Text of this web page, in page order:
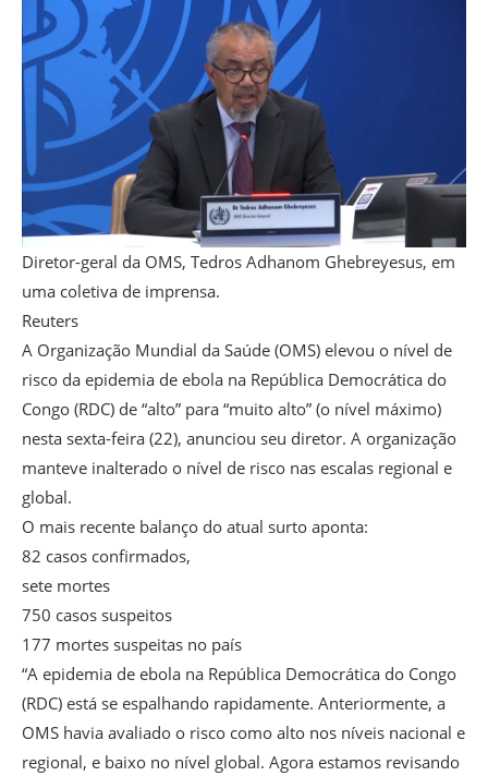
Diretor-geral da OMS, Tedros Adhanom Ghebreyesus, em
uma coletiva de imprensa.
Reuters
A Organização Mundial da Saúde (OMS) elevou o nível de
risco da epidemia de ebola na República Democrática do
Congo (RDC) de “alto” para “muito alto” (o nível máximo)
nesta sexta-feira (22), anunciou seu diretor. A organização
manteve inalterado o nível de risco nas escalas regional e
global.
O mais recente balanço do atual surto aponta:
82 casos confirmados,
sete mortes
750 casos suspeitos
177 mortes suspeitas no país
“A epidemia de ebola na República Democrática do Congo
(RDC) está se espalhando rapidamente. Anteriormente, a
OMS havia avaliado o risco como alto nos níveis nacional e
regional, e baixo no nível global. Agora estamos revisando